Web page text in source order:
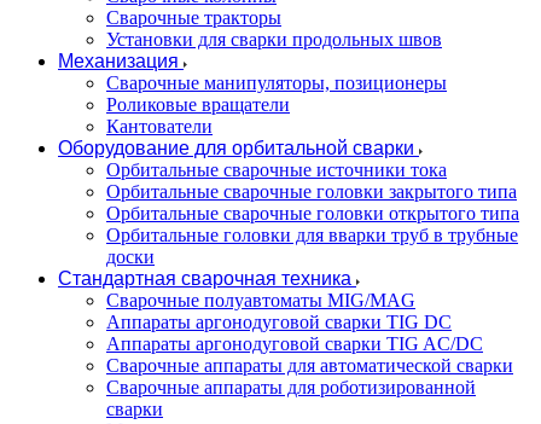
Сварочные тракторы
Установки для сварки продольных швов
Механизация
Сварочные манипуляторы, позиционеры
Роликовые вращатели
Кантователи
Оборудование для орбитальной сварки
Орбитальные сварочные источники тока
Орбитальные сварочные головки закрытого типа
Орбитальные сварочные головки открытого типа
Орбитальные головки для вварки труб в трубные
доски
Стандартная сварочная техника
Сварочные полуавтоматы MIG/MAG
Аппараты аргонодуговой сварки TIG DC
Аппараты аргонодуговой сварки TIG AC/DC
Сварочные аппараты для автоматической сварки
Сварочные аппараты для роботизированной
сварки